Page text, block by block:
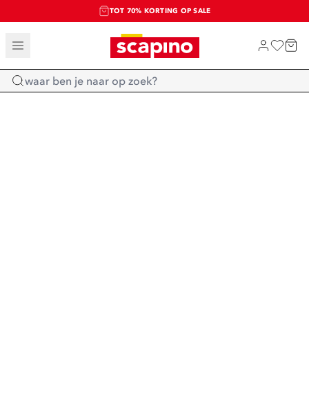
TOT 70% KORTING OP SALE
SALE: LAATSTE KANS!
SHOP NIEUW
Home